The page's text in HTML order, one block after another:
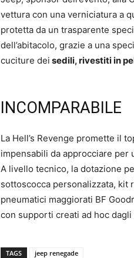
vettura con una verniciatura a
protetta da un trasparente
dell’abitacolo, grazie a una
cuciture dei sedili, rivestiti in
INCOMPARABILE
La Hell’s Revenge promette il
impensabili da approcciare per
A livello tecnico, la dotazione
sottoscocca personalizzata, kit
pneumatici maggiorati BF
con supporti creati ad hoc
TAGS jeep renegade